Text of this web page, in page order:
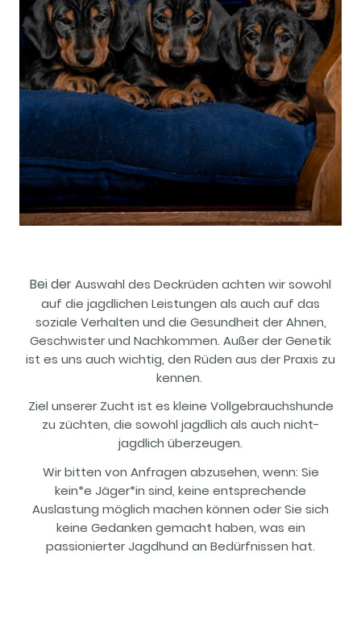
Bei derAuswahl des Deckrüden achten wir sowohl
auf die jagdlichen Leistungen als auch auf das
soziale Verhalten und die Gesundheit der Ahnen,
Geschwister und Nachkommen. Außer der Genetik
ist es uns auch wichtig, den Rüden aus der Praxis zu
kennen.
Ziel unserer Zucht ist es kleine Vollgebrauchshunde
zu züchten, die sowohl jagdlich als auch nicht-
jagdlich überzeugen.
Wir bitten von Anfragen abzusehen, wenn: Sie
kein*e Jäger*in sind, keine entsprechende
Auslastung möglich machen können oder Sie sich
keine Gedanken gemacht haben, was ein
passionierter Jagdhund an Bedürfnissen hat.